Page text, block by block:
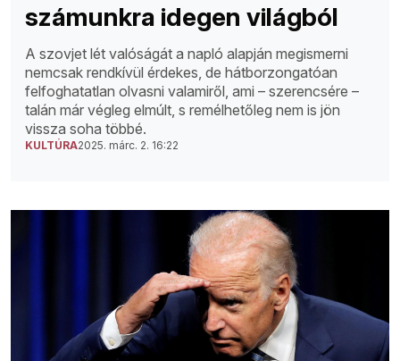
számunkra idegen világból
A szovjet lét valóságát a napló alapján megismerni
nemcsak rendkívül érdekes, de hátborzongatóan
felfoghatatlan olvasni valamiről, ami – szerencsére –
talán már végleg elmúlt, s remélhetőleg nem is jön
vissza soha többé.
KULTÚRA2025. márc. 2. 16:22